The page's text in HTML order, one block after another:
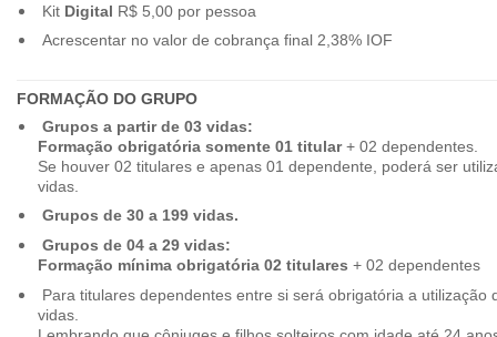
Kit Digital R$ 5,00 por pessoa
Acrescentar no valor de cobrança final 2,38% IOF
FORMAÇÃO DO GRUPO
Grupos a partir de 03 vidas:
Formação obrigatória somente 01 titular+ 02 dependentes.
Se houver 02 titulares e apenas 01 dependente, poderá ser
vidas.
Grupos de 30 a 199 vidas.
Grupos de 04 a 29 vidas:
Formação mínima obrigatória 02 titulares + 02 dependentes
Para titulares dependentes entre si será obrigatória a utilização
vidas.